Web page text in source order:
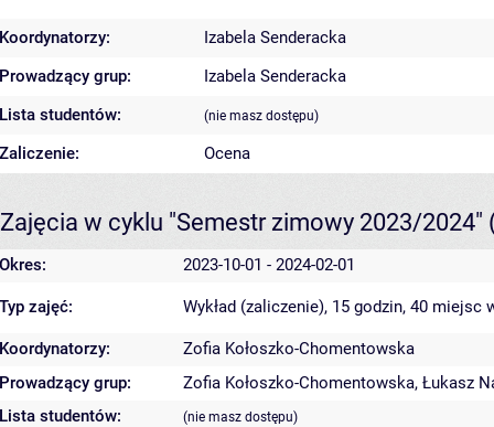
Koordynatorzy:
Izabela Senderacka
Prowadzący grup:
Izabela Senderacka
Lista studentów:
(nie masz dostępu)
Zaliczenie: Ocena
Zajęcia w cyklu "Semestr zimowy 2023/2024"
Okres: 2023-10-01 - 2024-02-01
Typ zajęć: Wykład (zaliczenie), 15 godzin, 40 miejsc
Koordynatorzy:
Zofia Kołoszko-Chomentowska
Prowadzący grup:
Zofia Kołoszko-Chomentowska, Łukasz
Lista studentów:
(nie masz dostępu)